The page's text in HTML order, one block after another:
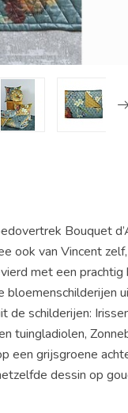
Bouquet
ook van Vincent
met een
de schilderijen:
tuingladiolen,
een grijsgroene
dessin op